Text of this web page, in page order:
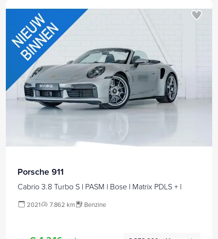
Porsche 911
Cabrio 3.8 Turbo S l PASM l Bose l Matrix PDLS + l
2021 7.862 km Benzine